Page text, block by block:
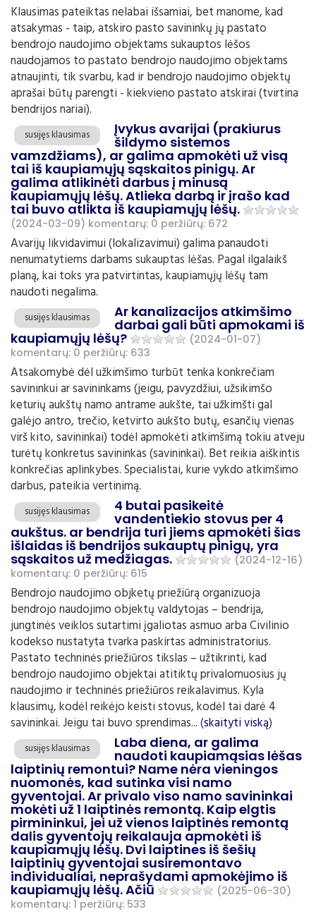
Klausimas pateiktas nelabai išsamiai, bet manome, kad
atsakymas - taip, atskiro pasto savininkų jų pastato
bendrojo naudojimo objektams sukauptos lėšos
naudojamos to pastato bendrojo naudojimo objektams
atnaujinti, tik svarbu, kad ir bendrojo naudojimo objektų
aprašai būtų parengti - kiekvieno pastato atskirai (tvirtina
bendrijos nariai).
susijęs klausimas Įvykus avarijai (prakiurus
šildymo sistemos
vamzdžiams), ar galima apmokėti už visą
tai iš kaupiamųjų sąskaitos pinigų. Ar
galima atlikinėti darbus į minusą
kaupiamųjų lėšų. Atlieka darbą ir įrašo kad
tai buvo atlikta iš kaupiamųjų lėšų.
(2024-03-09) komentarų: 0 peržiūrų: 672
Avarijų likvidavimui (lokalizavimui) galima panaudoti
nenumatytiems darbams sukauptas lėšas. Pagal ilgalaikš
planą, kai toks yra patvirtintas, kaupiamųjų lėšų tam
naudoti negalima.
susijęs klausimas Ar kanalizacijos atkimšimo
darbai gali būti apmokami iš
kaupiamųjų lėšų?
(2024-01-07)
komentarų: 0 peržiūrų: 633
Atsakomybė dėl užkimšimo turbūt tenka konkrečiam
savininkui ar savininkams (jeigu, pavyzdžiui, užsikimšo
keturių aukštų namo antrame aukšte, tai užkimšti gal
galėjo antro, trečio, ketvirto aukšto butų, esančių vienas
virš kito, savininkai) todėl apmokėti atkimšimą tokiu atveju
turėtų konkretus savininkas (savininkai). Bet reikia aiškintis
konkrečias aplinkybes. Specialistai, kurie vykdo atkimšimo
darbus, pateikia vertinimą.
susijęs klausimas 4 butai pasikeitė
vandentiekio stovus per 4
aukštus. ar bendrija turi jiems apmokėti šias
išlaidas iš bendrijos sukauptų pinigų, yra
sąskaitos už medžiagas.
(2024-12-16)
komentarų: 0 peržiūrų: 615
Bendrojo naudojimo objketų priežiūrą organizuoja
bendrojo naudojimo objektų valdytojas – bendrija,
jungtinės veiklos sutartimi įgaliotas asmuo arba Civilinio
kodekso nustatyta tvarka paskirtas administratorius.
Pastato techninės priežiūros tikslas – užtikrinti, kad
bendrojo naudojimo objektai atitiktų privalomuosius jų
naudojimo ir techninės priežiūros reikalavimus. Kyla
klausimų, kodėl reikėjo keisti stovus, kodėl tai darė 4
savininkai. Jeigu tai buvo sprendimas... (skaityti viską)
susijęs klausimas Laba diena, ar galima
naudoti kaupiamąsias lėšas
laiptinių remontui? Name nėra vieningos
nuomonės, kad sutinka visi namo
gyventojai. Ar privalo viso namo savininkai
mokėti už 1 laiptinės remontą. Kaip elgtis
pirmininkui, jei už vienos laiptinės remontą
dalis gyventojų reikalauja apmokėti iš
kaupiamųjų lėšų. Dvi laiptines iš šešių
laiptinių gyventojai susiremontavo
individualiai, neprašydami apmokėjimo iš
kaupiamųjų lėšų. Ačiū
(2025-06-30)
komentarų: 1 peržiūrų: 533